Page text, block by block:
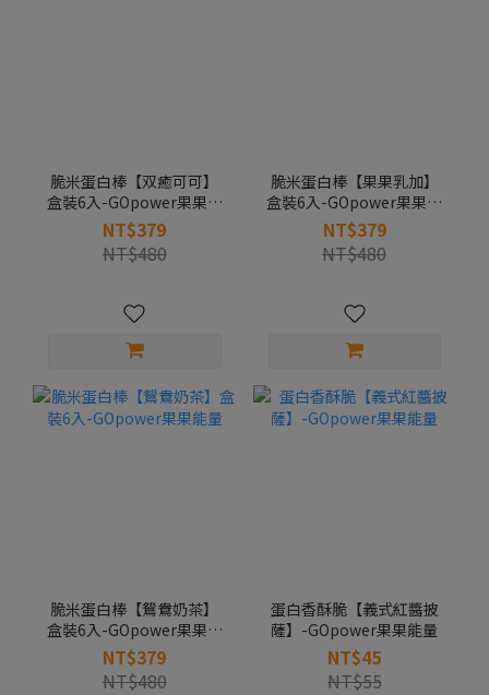
脆米蛋白棒【双癒可可】
盒裝6入-GOpower果果能
量
NT$379
NT$480
脆米蛋白棒【果果乳加】
盒裝6入-GOpower果果能
量
NT$379
NT$480
脆米蛋白棒【鴛鴦奶茶】
盒裝6入-GOpower果果能
量
NT$379
NT$480
蛋白香酥脆【義式紅醬披
薩】-GOpower果果能量
NT$45
NT$55